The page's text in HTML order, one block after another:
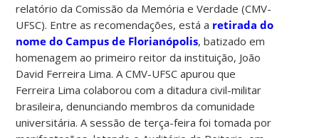
relatório da Comissão da Memória e Verdade (CMV-
UFSC). Entre as recomendações, está a retirada do
nome do Campus de Florianópolis, batizado em
homenagem ao primeiro reitor da instituição, João
David Ferreira Lima. A CMV-UFSC apurou que
Ferreira Lima colaborou com a ditadura civil-militar
brasileira, denunciando membros da comunidade
universitária. A sessão de terça-feira foi tomada por